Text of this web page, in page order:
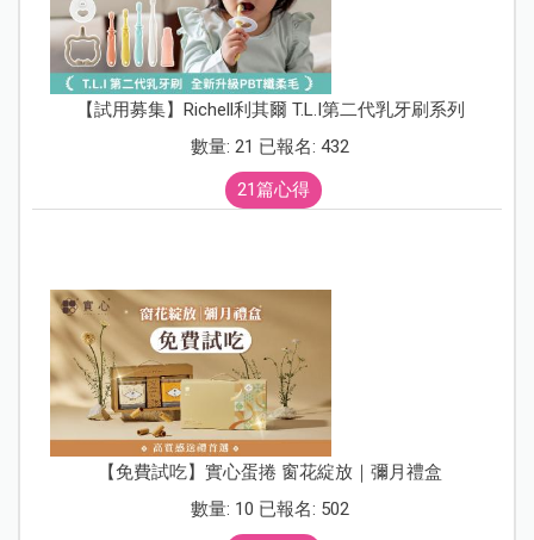
【試用募集】Richell利其爾 T.L.I第二代乳牙刷系列
數量: 21 已報名: 432
21篇心得
【免費試吃】實心蛋捲 窗花綻放｜彌月禮盒
數量: 10 已報名: 502